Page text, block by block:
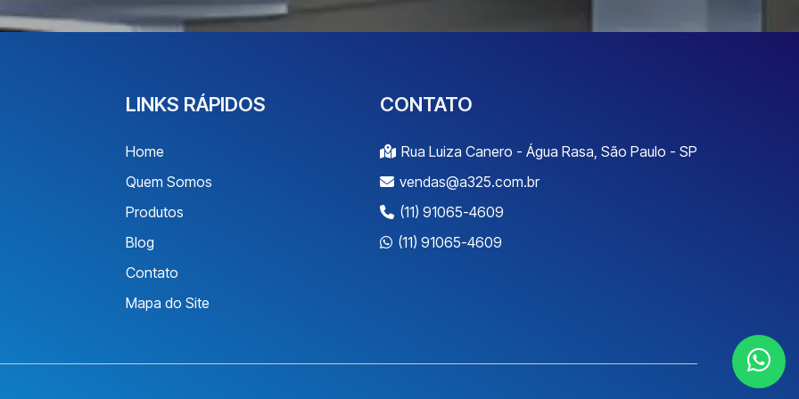
LINKS RÁPIDOS
Home
Quem Somos
Produtos
Blog
Contato
Mapa do Site
CONTATO
Rua Luiza Canero - Água Rasa, São Paulo - SP
vendas@a325.com.br
(11) 91065-4609
(11) 91065-4609